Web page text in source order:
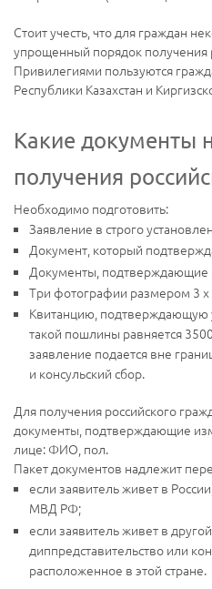
Стоит учесть, что для граждан
упрощенный порядок получения
Привилегиями пользуются
Республики Казахстан и
Какие документы
получения
Необходимо подготовить:
Заявление в строго
Документ, который
Документы, подтверждающие
Три фотографии размером 3 х
Квитанцию, подтверждающую
такой пошлины равняется
заявление подается вне
и консульский сбор.
Для получения российского
документы, подтверждающие
лице: ФИО, пол.
Пакет документов надлежит
если заявитель живет в
МВД РФ;
если заявитель живет в
диппредставительство или
расположенное в этой стране.